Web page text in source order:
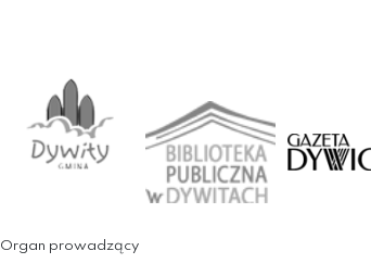
Organ prowadzący